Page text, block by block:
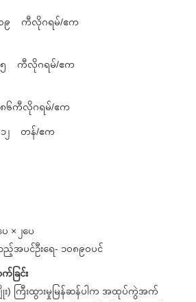
၀၉ ကီလိုဂရမ်/ဧက
.၅ ကီလိုဂရမ်/ဧက
၈၆ကီလိုဂရမ်/ဧက
၁၂ တန်/ဧက
× ၂ပေ
ပင်ဦးရေ- ၁၀၈၉၀ပင်
ခြင်း
) ကြီးထွားမှုမြန်ဆန်ပါက အထုပ်ကွဲအက်